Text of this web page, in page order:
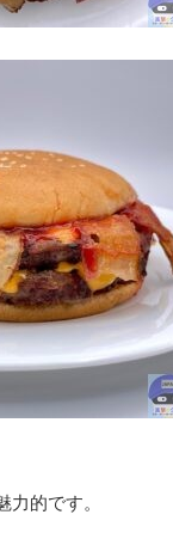
力的です。